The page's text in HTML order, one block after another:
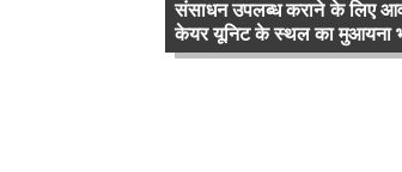
संसाधन उपलब्ध कराने के लिए
केयर यूनिट के स्थल का मुआयना